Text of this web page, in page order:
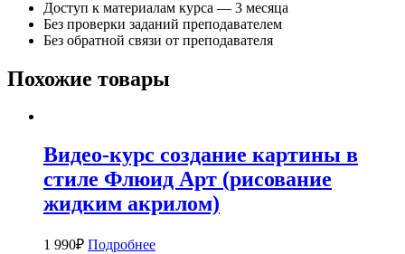
Доступ к материалам курса — 3 месяца
Без проверки заданий преподавателем
Без обратной связи от преподавателя
Похожие товары
Видео-курс создание картины в
стиле Флюид Арт (рисование
жидким акрилом)
1 990₽ Подробнее